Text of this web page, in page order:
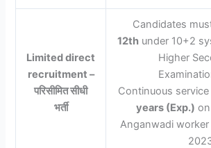
Limiteddirect
recruitment –
परिसीमित सीधी
भर्ती
Candidates
12th under 10+2
Higher
Continuous
years (Exp.)
Anganwadi worker